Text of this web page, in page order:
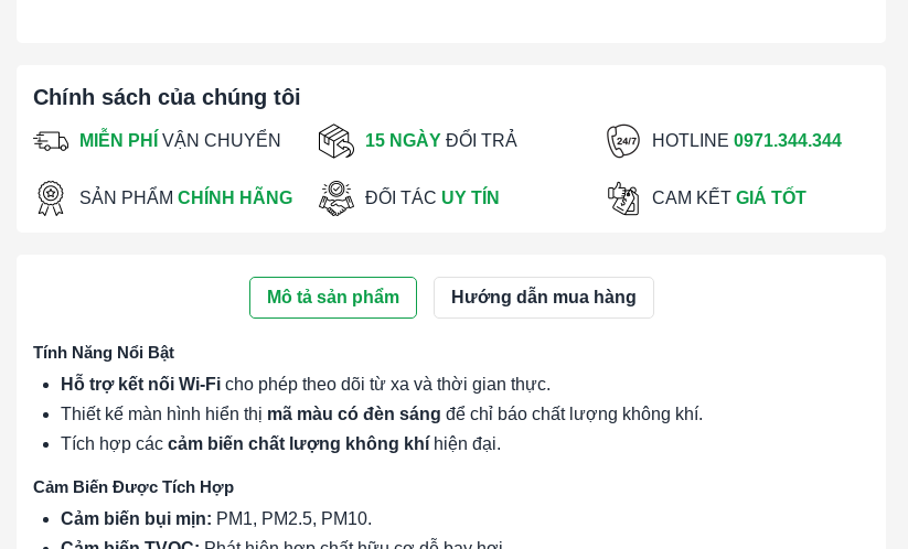
Chính sách của chúng tôi
MIỄN PHÍ VẬN CHUYỂN 15 NGÀY ĐỔI TRẢ HOTLINE 0971.344.344
SẢN PHẨM CHÍNH HÃNG ĐỐI TÁC UY TÍN CAM KẾT GIÁ TỐT
Mô tả sản phẩm Hướng dẫn mua hàng
Tính Năng Nổi Bật
Hỗ trợ kết nối Wi-Fi cho phép theo dõi từ xa và thời gian thực.
Thiết kế màn hình hiển thị mã màu có đèn sáng để chỉ báo chất lượng không khí.
Tích hợp các cảm biến chất lượng không khí hiện đại.
Cảm Biến Được Tích Hợp
Cảm biến bụi mịn: PM1, PM2.5, PM10.